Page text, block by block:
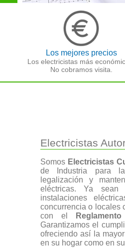
Los mejores precios
Los electricistas más
No cobramos visita.
Electricistas
Somos Electricistas
de Industria para la
legalización y
eléctricas. Ya sean
instalaciones
concurrencia o locales
con el
Garantizamos el
ofreciendo así la
en su hogar como en